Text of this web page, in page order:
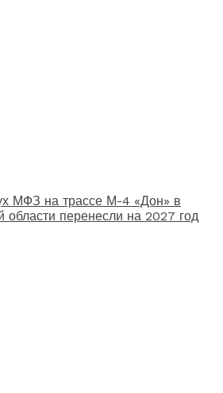
МФЗ на трассе М-4 «Дон» в
области перенесли на 2027 год